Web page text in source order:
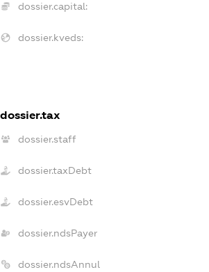
dossier.capital:
dossier.kveds:
dossier.tax
dossier.staff
dossier.taxDebt
dossier.esvDebt
dossier.ndsPayer
dossier.ndsAnnul